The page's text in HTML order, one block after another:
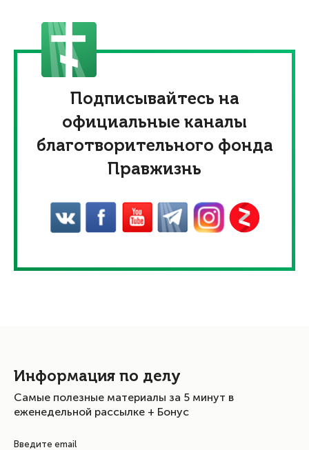
Подписывайтесь на
официальные каналы
благотворительного фонда
Правжизнь
Информация по делу
Самые полезные материалы за 5 минут в
еженедельной рассылке + Бонус
Введите email